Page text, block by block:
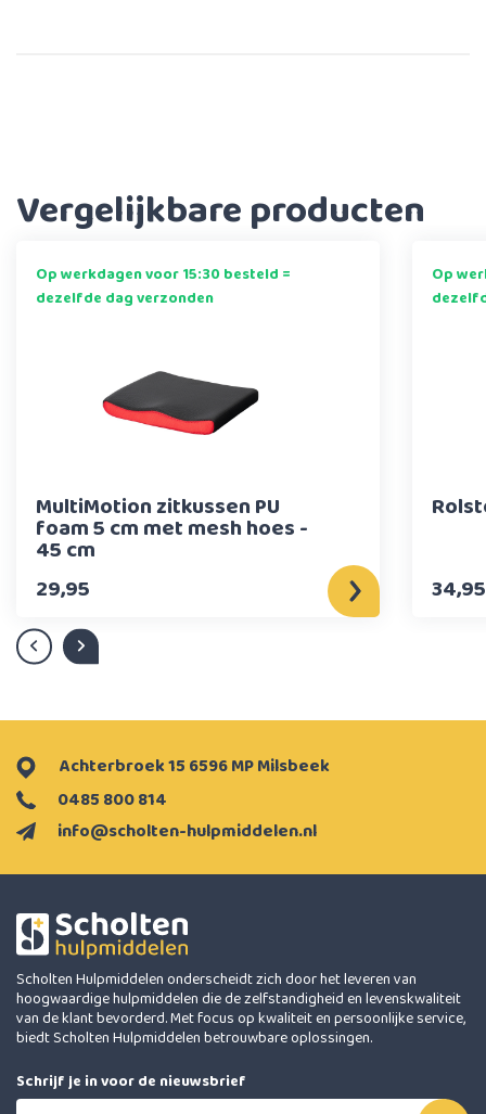
Vergelijkbare producten
Op werkdagen voor 15:30 besteld =
dezelfde dag verzonden
MultiMotion zitkussen PU
foam 5 cm met mesh hoes -
45 cm
29,95
Op
34,95
info@scholten-hulpmiddelen.nl
0485 800 814
Achterbroek 15 6596 MP Milsbeek
Scholten Hulpmiddelen onderscheidt zich door het leveren van
hoogwaardige hulpmiddelen die de zelfstandigheid en levenskwaliteit
van de klant bevorderd. Met focus op kwaliteit en persoonlijke service,
biedt Scholten Hulpmiddelen betrouwbare oplossingen.
Schrijf je in voor de nieuwsbrief